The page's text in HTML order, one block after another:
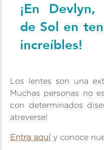
¡En
de Sol en
increíbles!
Los lentes son una
Muchas personas no
con determinados
atreverse!
Entra aquíy conoce